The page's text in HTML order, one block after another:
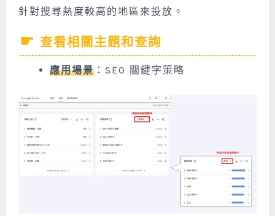
針對搜尋熱度較高的地區來投放。
查看相關主題和查詢
應用場景 ：SEO 關鍵字策略